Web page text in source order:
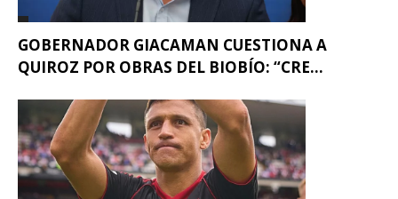
GOBERNADOR GIACAMAN CUESTIONA A
QUIROZ POR OBRAS DEL BIOBÍO: “CRE...